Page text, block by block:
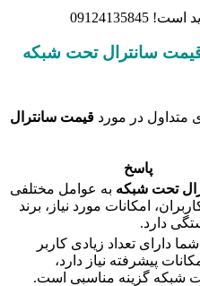
سانترال تحت شبکه
در مورد قیمت سانترال
پاسخ
تحت شبکه به عوامل مختلفی
امکانات مورد نیاز، برند
دارد.
دارای تعداد زیادی کاربر
پیشرفته نیاز دارد،
شبکه گزینه مناسبی است.